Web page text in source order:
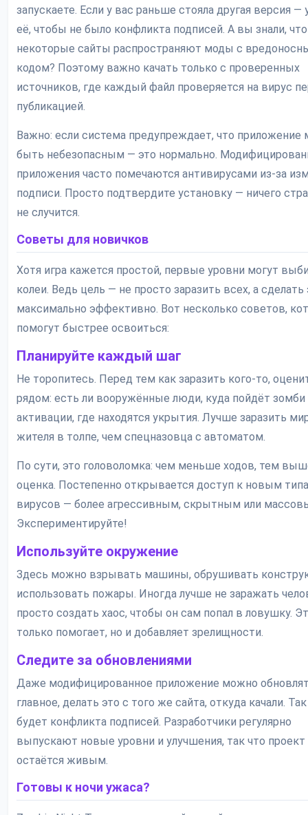
запускаете. Если у вас раньше стояла другая версия —
её, чтобы не было конфликта подписей. А вы знали, что
некоторые сайты распространяют моды с
кодом? Поэтому важно качать только с проверенных
источников, где каждый файл проверяется на вирус
публикацией.
Важно: если система предупреждает, что приложение
быть небезопасным — это нормально.
приложения часто помечаются антивирусами из-за
подписи. Просто подтвердите установку — ничего
не случится.
Советы для новичков
Хотя игра кажется простой, первые уровни могут
колеи. Ведь цель — не просто заразить всех, а сделать
максимально эффективно. Вот несколько советов,
помогут быстрее освоиться:
Планируйте каждый шаг
Не торопитесь. Перед тем как заразить кого-то,
рядом: есть ли вооружённые люди, куда пойдёт зомби
активации, где находятся укрытия. Лучше заразить
жителя в толпе, чем спецназовца с автоматом.
По сути, это головоломка: чем меньше ходов, тем
оценка. Постепенно открывается доступ к новым
вирусов — более агрессивным, скрытным или
Экспериментируйте!
Используйте окружение
Здесь можно взрывать машины, обрушивать
использовать пожары. Иногда лучше не заражать
просто создать хаос, чтобы он сам попал в ловушку.
только помогает, но и добавляет зрелищности.
Следите за обновлениями
Даже модифицированное приложение можно
главное, делать это с того же сайта, откуда качали.
будет конфликта подписей. Разработчики регулярно
выпускают новые уровни и улучшения, так что проект
остаётся живым.
Готовы к ночи ужаса?